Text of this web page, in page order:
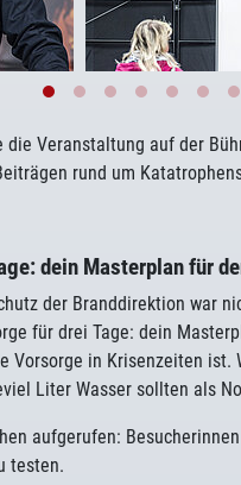
die Veranstaltung auf der
rund um
dein Masterplan für
der Branddirektion war
für drei Tage: dein
Vorsorge in Krisenzeiten
Liter Wasser sollten als
aufgerufen:
testen.